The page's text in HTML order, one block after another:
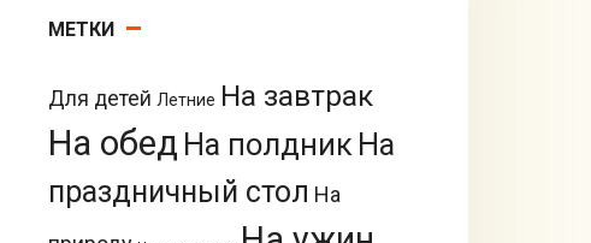
МЕТКИ
Для детей Летние На завтрак
На обед На полдник На
праздничный стол На